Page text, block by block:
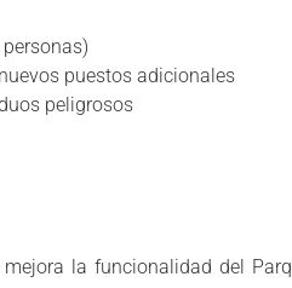
puestos adicionales
peligrosos
la funcionalidad del